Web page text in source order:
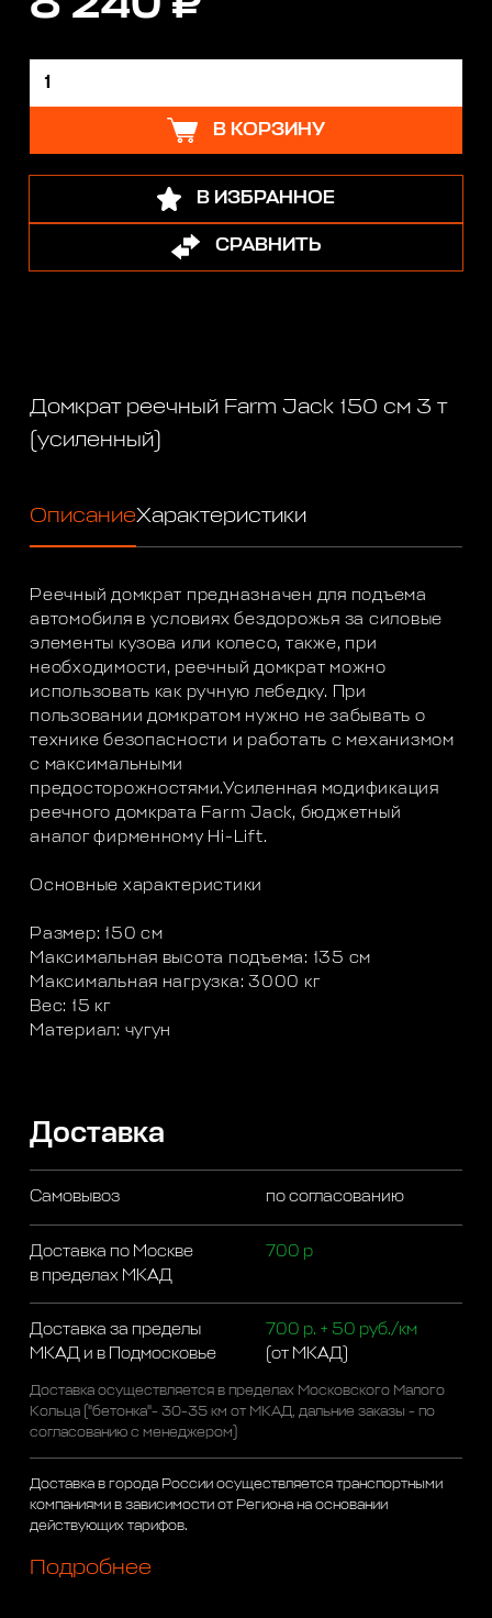
В КОРЗИНУ
В ИЗБРАННОЕ
СРАВНИТЬ
Домкрат реечный Farm Jack 150 см 3 т
(усиленный)
ОписаниеХарактеристики
Реечный домкрат предназначен для подъема
автомобиля в условиях бездорожья за силовые
элементы кузова или колесо, также, при
необходимости, реечный домкрат можно
использовать как ручную лебедку. При
пользовании домкратом нужно не забывать о
технике безопасности и работать с механизмом
с максимальными
предосторожностями.Усиленная модификация
реечного домкрата Farm Jack, бюджетный
аналог фирменному Hi-Lift.
Основные характеристики
Размер: 150 см
Максимальная высота подъема: 135 см
Максимальная нагрузка: 3000 кг
Вес: 15 кг
Материал: чугун
Доставка
Самовывоз по согласованию
Доставка по Москве
в пределах МКАД
700 р
Доставка за пределы
МКАД и в Подмосковье
700 р. + 50 руб./км
(от МКАД)
Доставка осуществляется в пределах Московского Малого
Кольца ("бетонка"- 30-35 км от МКАД, дальние заказы - по
согласованию с менеджером)
Доставка в города России осуществляется транспортными
компаниями в зависимости от Региона на основании
действующих тарифов.
Подробнее